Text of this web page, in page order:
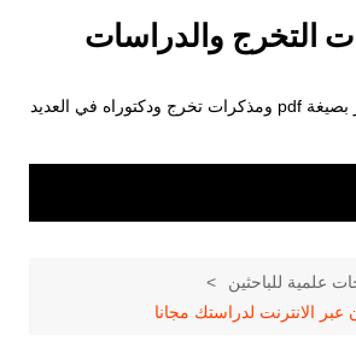
التخرج والدراسات
تحميل رسائل ماجستير بصيغة pdf ومذكرات تخرج ودكتوراه في العديد
علمية للباحثين
الانترنت لدراستك مجانا